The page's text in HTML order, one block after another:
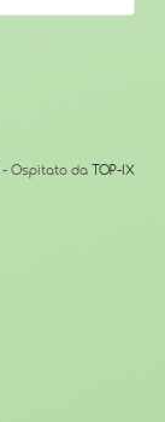
- Ospitato da TOP-IX